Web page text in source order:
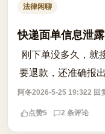
法律闲聊
快递面单信息泄
刚下单没多久，就
要退款，还准确报
想越不对劲，怀疑
期频繁发生
阿冬2026-5-25 19:322 回
点赞5 2 条评论